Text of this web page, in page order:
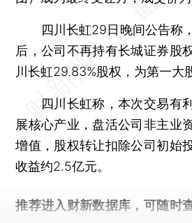
四川长虹29日晚间公告称
后，公司不再持有长城证券股
川长虹29.83%股权，为第一大
四川长虹称，本次交易有
展核心产业，盘活公司非主业
增值，股权转让扣除公司初始
收益约2.5亿元。
推荐进入 财新数据库 ，可随时